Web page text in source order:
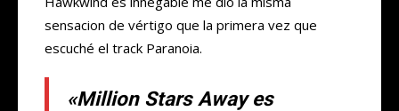
sensacion de vértigo que la primera vez que
escuché el track Paranoia.
«Million Stars Away es